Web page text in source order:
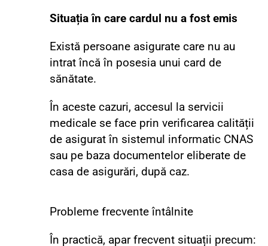
Situația în care cardul nu a fost emis
Există persoane asigurate care nu au
intrat încă în posesia unui card de
sănătate.
În aceste cazuri, accesul la servicii
medicale se face prin verificarea calității
de asigurat în sistemul informatic CNAS
sau pe baza documentelor eliberate de
casa de asigurări, după caz.
Probleme frecvente întâlnite
În practică, apar frecvent situații precum: